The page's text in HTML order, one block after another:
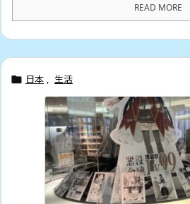
READ MORE
 日本 生活